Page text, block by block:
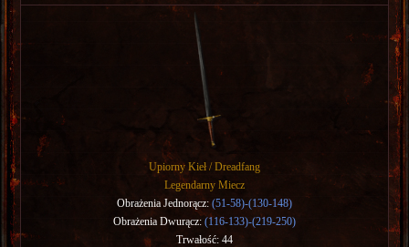
Upiorny Kieł / Dreadfang
Legendarny Miecz
Obrażenia Jednorącz:(51-58)-(130-148)
Obrażenia Dwurącz:(116-133)-(219-250)
Trwałość: 44